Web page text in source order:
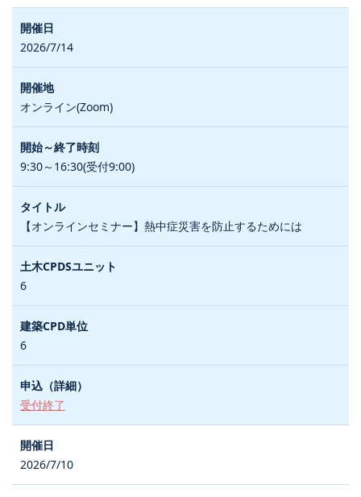
2026/7/14
オンライン(Zoom)
9:30～16:30(受付9:00)
【オンラインセミナー】熱中症災害を防止するためには
6
6
受付終了
2026/7/10